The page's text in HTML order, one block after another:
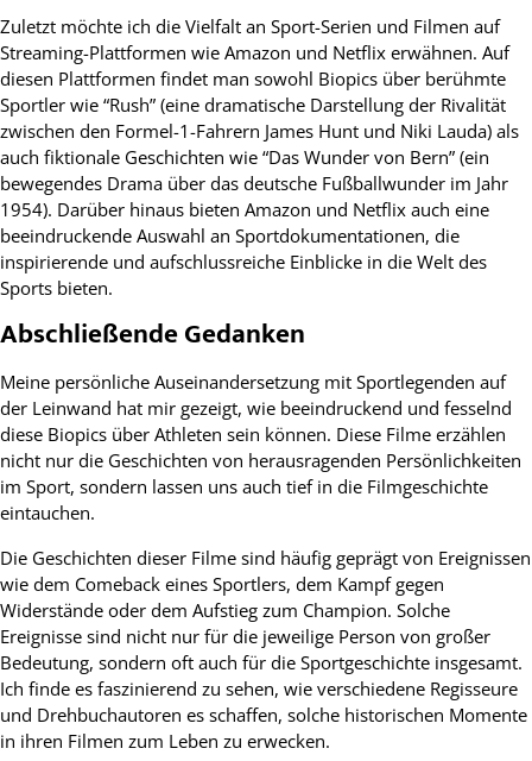
Zuletzt möchte ich die Vielfalt an Sport-Serien und Filmen auf
Streaming-Plattformen wie Amazon und Netflix erwähnen. Auf
diesen Plattformen findet man sowohl Biopics über berühmte
Sportler wie “Rush” (eine dramatische Darstellung der Rivalität
zwischen den Formel-1-Fahrern James Hunt und Niki Lauda) als
auch fiktionale Geschichten wie “Das Wunder von Bern” (ein
bewegendes Drama über das deutsche Fußballwunder im Jahr
1954). Darüber hinaus bieten Amazon und Netflix auch eine
beeindruckende Auswahl an Sportdokumentationen, die
inspirierende und aufschlussreiche Einblicke in die Welt des
Sports bieten.
Abschließende Gedanken
Meine persönliche Auseinandersetzung mit Sportlegenden auf
der Leinwand hat mir gezeigt, wie beeindruckend und fesselnd
diese Biopics über Athleten sein können. Diese Filme erzählen
nicht nur die Geschichten von herausragenden Persönlichkeiten
im Sport, sondern lassen uns auch tief in die Filmgeschichte
eintauchen.
Die Geschichten dieser Filme sind häufig geprägt von Ereignissen
wie dem Comeback eines Sportlers, dem Kampf gegen
Widerstände oder dem Aufstieg zum Champion. Solche
Ereignisse sind nicht nur für die jeweilige Person von großer
Bedeutung, sondern oft auch für die Sportgeschichte insgesamt.
Ich finde es faszinierend zu sehen, wie verschiedene Regisseure
und Drehbuchautoren es schaffen, solche historischen Momente
in ihren Filmen zum Leben zu erwecken.